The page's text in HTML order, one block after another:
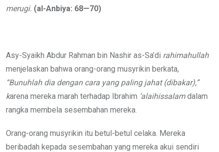
merugi. (al-Anbiya: 68—70)
Asy-Syaikh Abdur Rahman bin Nashir as-Sa’di rahimahullah
menjelaskan bahwa orang-orang musyrikin berkata,
“Bunuhlah dia dengan cara yang paling jahat (dibakar),”
karena mereka marah terhadap Ibrahim ‘alaihissalamdalam
rangka membela sesembahan mereka.
Orang-orang musyrikin itu betul-betul celaka. Mereka
beribadah kepada sesembahan yang mereka akui sendiri